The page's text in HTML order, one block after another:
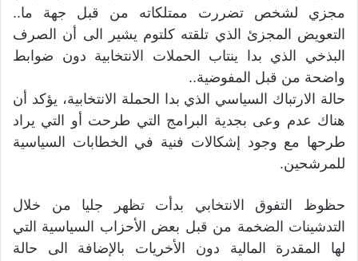
مجزي لشخص تضررت ممتلكاته من قبل جهة ما..
التعويض المجزئ الذي تلقته كلتوم يشير الى أن الصرف
البذخي الذي بدا ينتاب الحملات الانتخابية دون ضوابط
واضحة من قبل المفوضية..
حالة الارتباك السياسي الذي بدا الحملة الانتخابية، يؤكد أن
هناك عدم وعى بجدية البرامج التي طرحت أو التي يراد
طرحها مع وجود إشكالات فنية في الخطابات السياسية
للمرشحين.
حظوظ التفوق الانتخابي بدأت تظهر جليا من خلال
التدشينات الضخمة من قبل بعض الأحزاب السياسية التي
لها المقدرة المالية دون الأخريات بالإضافة الى حالة